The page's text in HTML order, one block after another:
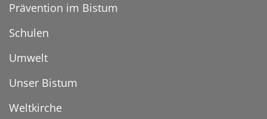
Prävention im Bistum
Schulen
Umwelt
Unser Bistum
Weltkirche